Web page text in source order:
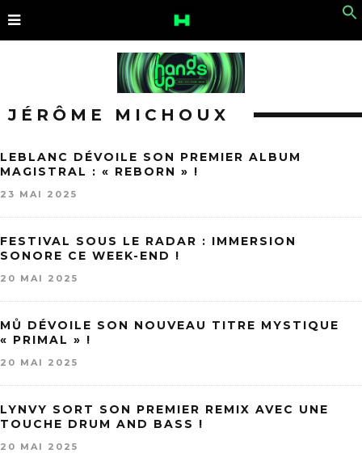
JÉRÔME MICHOUX
LEBLANC DÉVOILE SON PREMIER ALBUM
MAGISTRAL : « REBORN » !
23 MAI 2025
FESTIVAL SOUS LE RADAR : IMMERSION
SONORE CE WEEK-END !
20 MAI 2025
MŮ DÉVOILE SON NOUVEAU TITRE MYSTIQUE
« PRIMAL » !
20 MAI 2025
LYNVY SORT SON PREMIER REMIX AVEC UNE
TOUCHE DRUM AND BASS !
20 MAI 2025